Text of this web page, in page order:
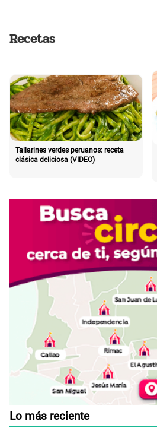
Recetas
Tallarines verdes peruanos: receta
clásica deliciosa (VIDEO)
Lo más reciente